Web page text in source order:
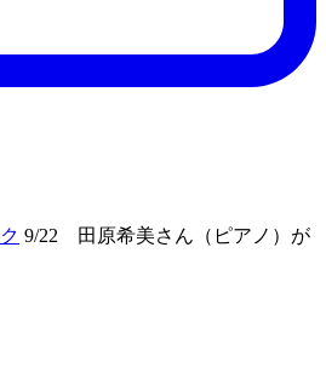
9/22 田原希美さん（ピアノ）が